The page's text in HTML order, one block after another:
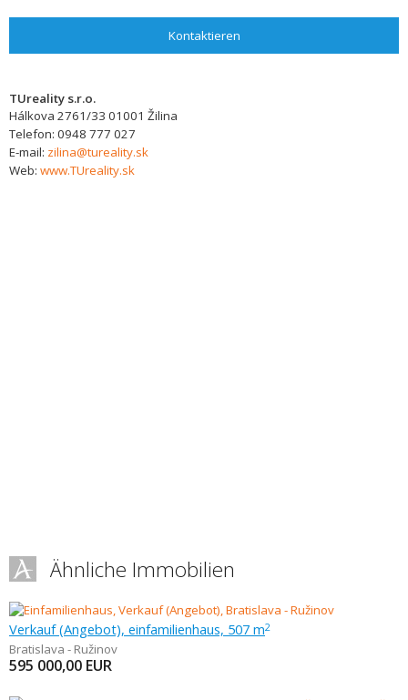
Kontaktieren
TUreality s.r.o.
Hálkova 2761/33 01001 Žilina
Telefon: 0948 777 027
E-mail: zilina@tureality.sk
Web: www.TUreality.sk
Ähnliche Immobilien
Verkauf (Angebot), einfamilienhaus, 507 m2
Bratislava - Ružinov
595 000,00 EUR